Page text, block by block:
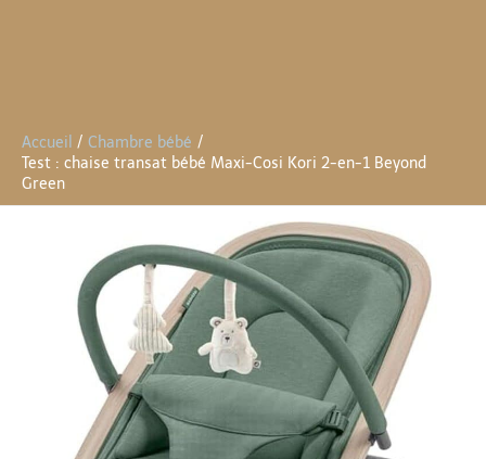
Accueil
Chambre bébé
Test : chaise transat bébé Maxi-Cosi Kori 2-en-1 Beyond
Green